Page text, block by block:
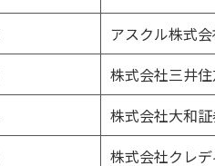
アスクル株式
株式会社三井
株式会社大和
株式会社クレ